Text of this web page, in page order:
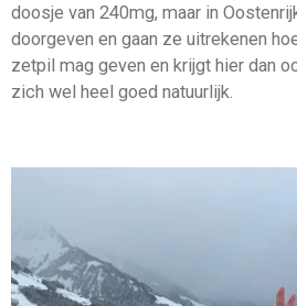
doosje van 240mg, maar in
doorgeven en gaan ze uitrekenen
zetpil mag geven en krijgt hier dan
zich wel heel goed natuurlijk.